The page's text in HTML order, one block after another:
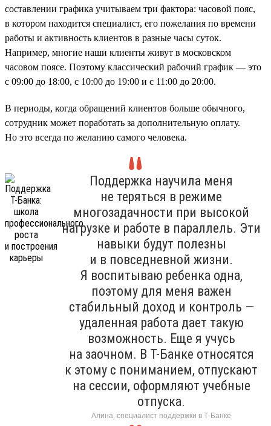
составлении графика учитываем три фактора: часовой пояс,
в котором находится специалист, его пожелания по времени
работы и активность клиентов в разные часы суток.
Например, многие наши клиенты живут в московском
часовом поясе. Поэтому классический рабочий график — это
с 09:00 до 18:00, с 10:00 до 19:00 и с 11:00 до 20:00.
В периоды, когда обращений клиентов больше обычного,
сотрудник может поработать за дополнительную оплату.
Но это всегда по желанию самого человека.
Поддержка научила меня
не теряться в режиме
многозадачности при высокой
нагрузке и работе в параллель. Эти
навыки будут полезны
и в повседневной жизни.
Я воспитываю ребенка одна,
поэтому для меня важен
стабильный доход и контроль —
удаленная работа дает такую
возможность. Еще я учусь
на заочном. В Т-Банке относятся
к этому с пониманием, отпускают
на сессии, оформляют учебные
отпуска.
Алина, специалист поддержки в Т-Банке